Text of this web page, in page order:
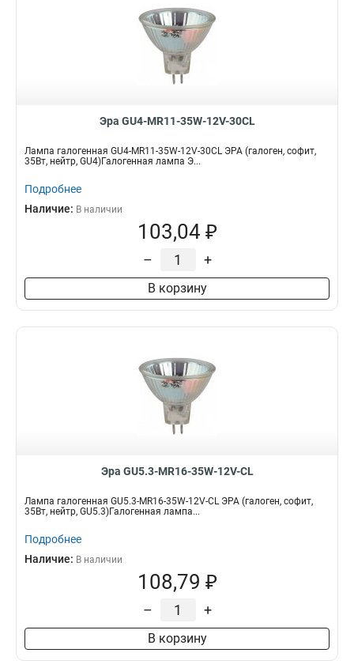
Эра GU4-MR11-35W-12V-30CL
Лампа галогенная GU4-MR11-35W-12V-30CL ЭРА (галоген, софит,
35Вт, нейтр, GU4)Галогенная лампа Э...
Подробнее
Наличие: В наличии
103,04 ₽
– +
В корзину
Эра GU5.3-MR16-35W-12V-CL
Лампа галогенная GU5.3-MR16-35W-12V-CL ЭРА (галоген, софит,
35Вт, нейтр, GU5.3)Галогенная лампа...
Подробнее
Наличие: В наличии
108,79 ₽
– +
В корзину